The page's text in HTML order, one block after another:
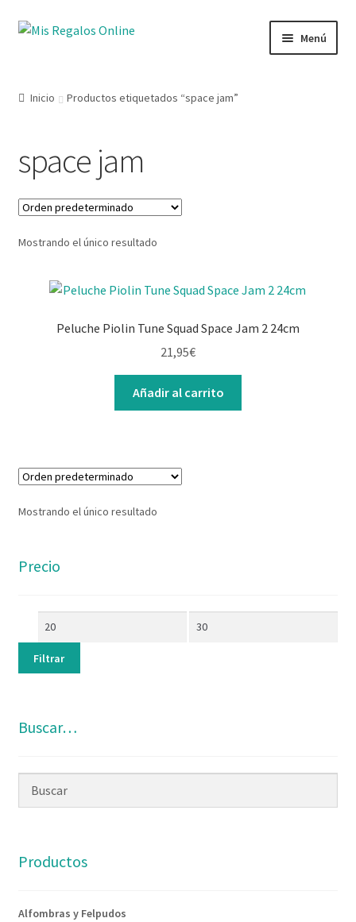
Menú
Secciones
Ofertas
Novedades
Lista de deseos
Mi cuenta
Inicio Productos etiquetados “space jam”
space jam
Mostrando el único resultado
Peluche Piolin Tune Squad Space Jam 2 24cm
21,95€
Añadir al carrito
Mostrando el único resultado
Precio
Filtrar
Buscar…
Productos
Alfombras y Felpudos